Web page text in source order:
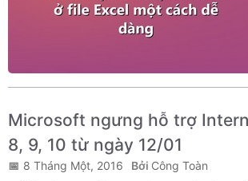
Microsoft ngưng hỗ trợ
8, 9, 10 từ ngày 12/01
8 Tháng Một, 2016 Công Toàn